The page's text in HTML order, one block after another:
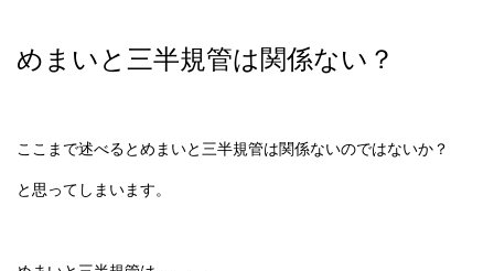
めまいと三半規管は関係ない？
ここまで述べるとめまいと三半規管は関係ないのではないか？
と思ってしまいます。